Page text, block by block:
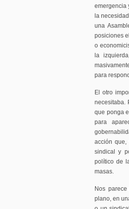
emergencia
la
una
posiciones
o
la
para
El otro
necesitaba.
que ponga
para
acción que,
sindical y
político de
masas.
Nos
plano, en